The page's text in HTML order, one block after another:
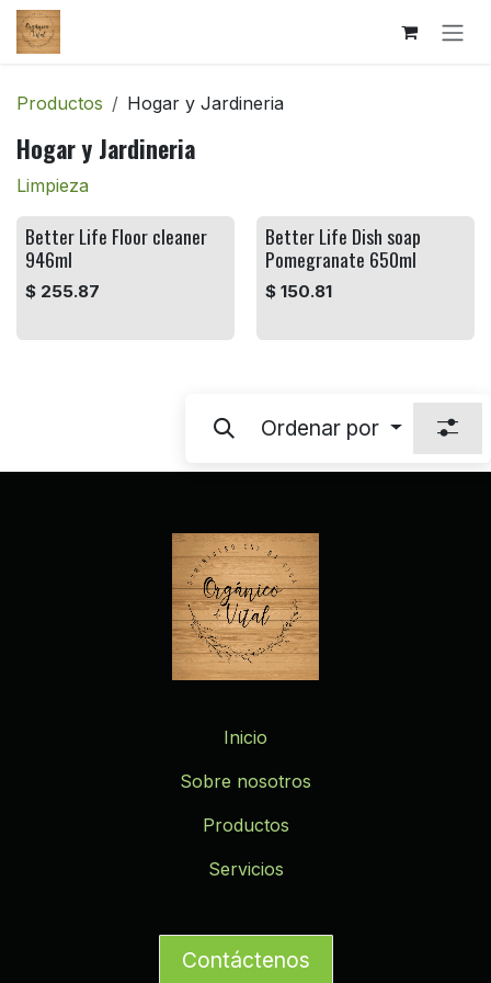
Ir al contenido
Productos Hogar y Jardineria
Hogar y Jardineria
Limpieza
Better Life Floor cleaner
946ml
$ 255.87
Better Life Dish soap
Pomegranate 650ml
$ 150.81
Ordenar por
Inicio
Sobre nosotros
Productos
Servicios
Contáctenos